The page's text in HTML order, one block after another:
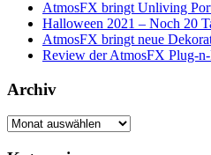
AtmosFX bringt Unliving
Halloween 2021 – Noch 20
AtmosFX bringt neue
Review der AtmosFX Plug-
Archiv
Archiv